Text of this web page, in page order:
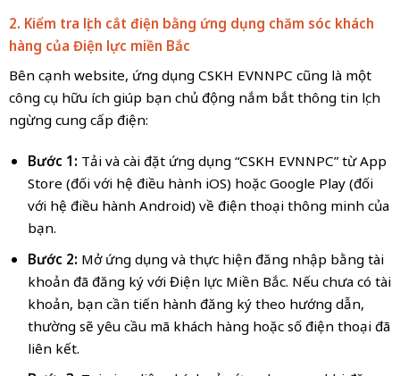
2. Kiểm tra lịch cắt điện bằng ứng dụng chăm sóc khách
hàng của Điện lực miền Bắc
Bên cạnh website, ứng dụng CSKH EVNNPC cũng là một
công cụ hữu ích giúp bạn chủ động nắm bắt thông tin lịch
ngừng cung cấp điện:
Bước 1: Tải và cài đặt ứng dụng “CSKH EVNNPC” từ App
Store (đối với hệ điều hành iOS) hoặc Google Play (đối
với hệ điều hành Android) về điện thoại thông minh của
bạn.
Bước 2: Mở ứng dụng và thực hiện đăng nhập bằng tài
khoản đã đăng ký với Điện lực Miền Bắc. Nếu chưa có tài
khoản, bạn cần tiến hành đăng ký theo hướng dẫn,
thường sẽ yêu cầu mã khách hàng hoặc số điện thoại đã
liên kết.